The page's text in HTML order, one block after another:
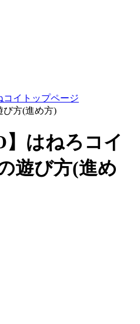
コイトップページ
び方(進め方)
】はねろコイ
遊び方(進め